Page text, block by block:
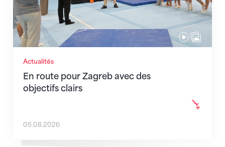
Actualités
En route pour Zagreb avec des
objectifs clairs
05.08.2026